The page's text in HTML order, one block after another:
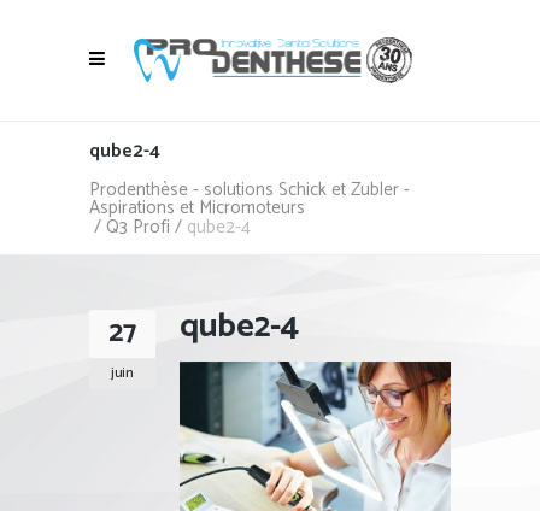
qube2-4
Prodenthèse - solutions Schick et Zubler -
Aspirations et Micromoteurs
/ Q3 Profi / qube2-4
27
juin
qube2-4